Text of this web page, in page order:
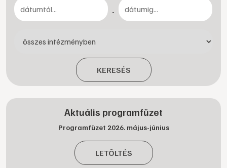
-
KERESÉS
Aktuális programfüzet
Programfüzet 2026. május-június
LETÖLTÉS